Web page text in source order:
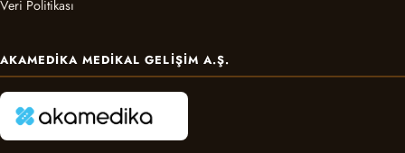
Veri Politikası
AKAMEDIKA MEDIKAL GELIŞIM A.Ş.